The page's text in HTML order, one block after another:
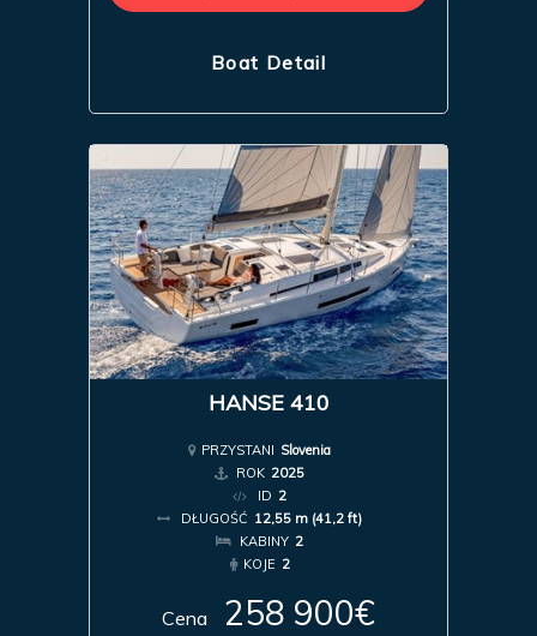
Boat Detail
HANSE 410
PRZYSTANI Slovenia
ROK 2025
ID 2
DŁUGOŚĆ 12,55 m (41,2 ft)
KABINY 2
KOJE 2
Cena 258 900€